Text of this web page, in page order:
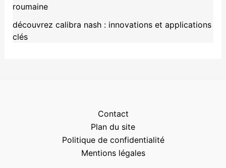
roumaine
découvrez calibra nash : innovations et applications
clés
Contact
Plan du site
Politique de confidentialité
Mentions légales